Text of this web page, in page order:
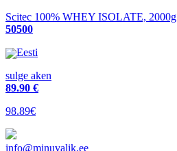
Scitec 100% WHEY ISOLATE, 2000g
50500
Eesti
sulge aken
89.90 €
98.89€
info@minuvalik.ee